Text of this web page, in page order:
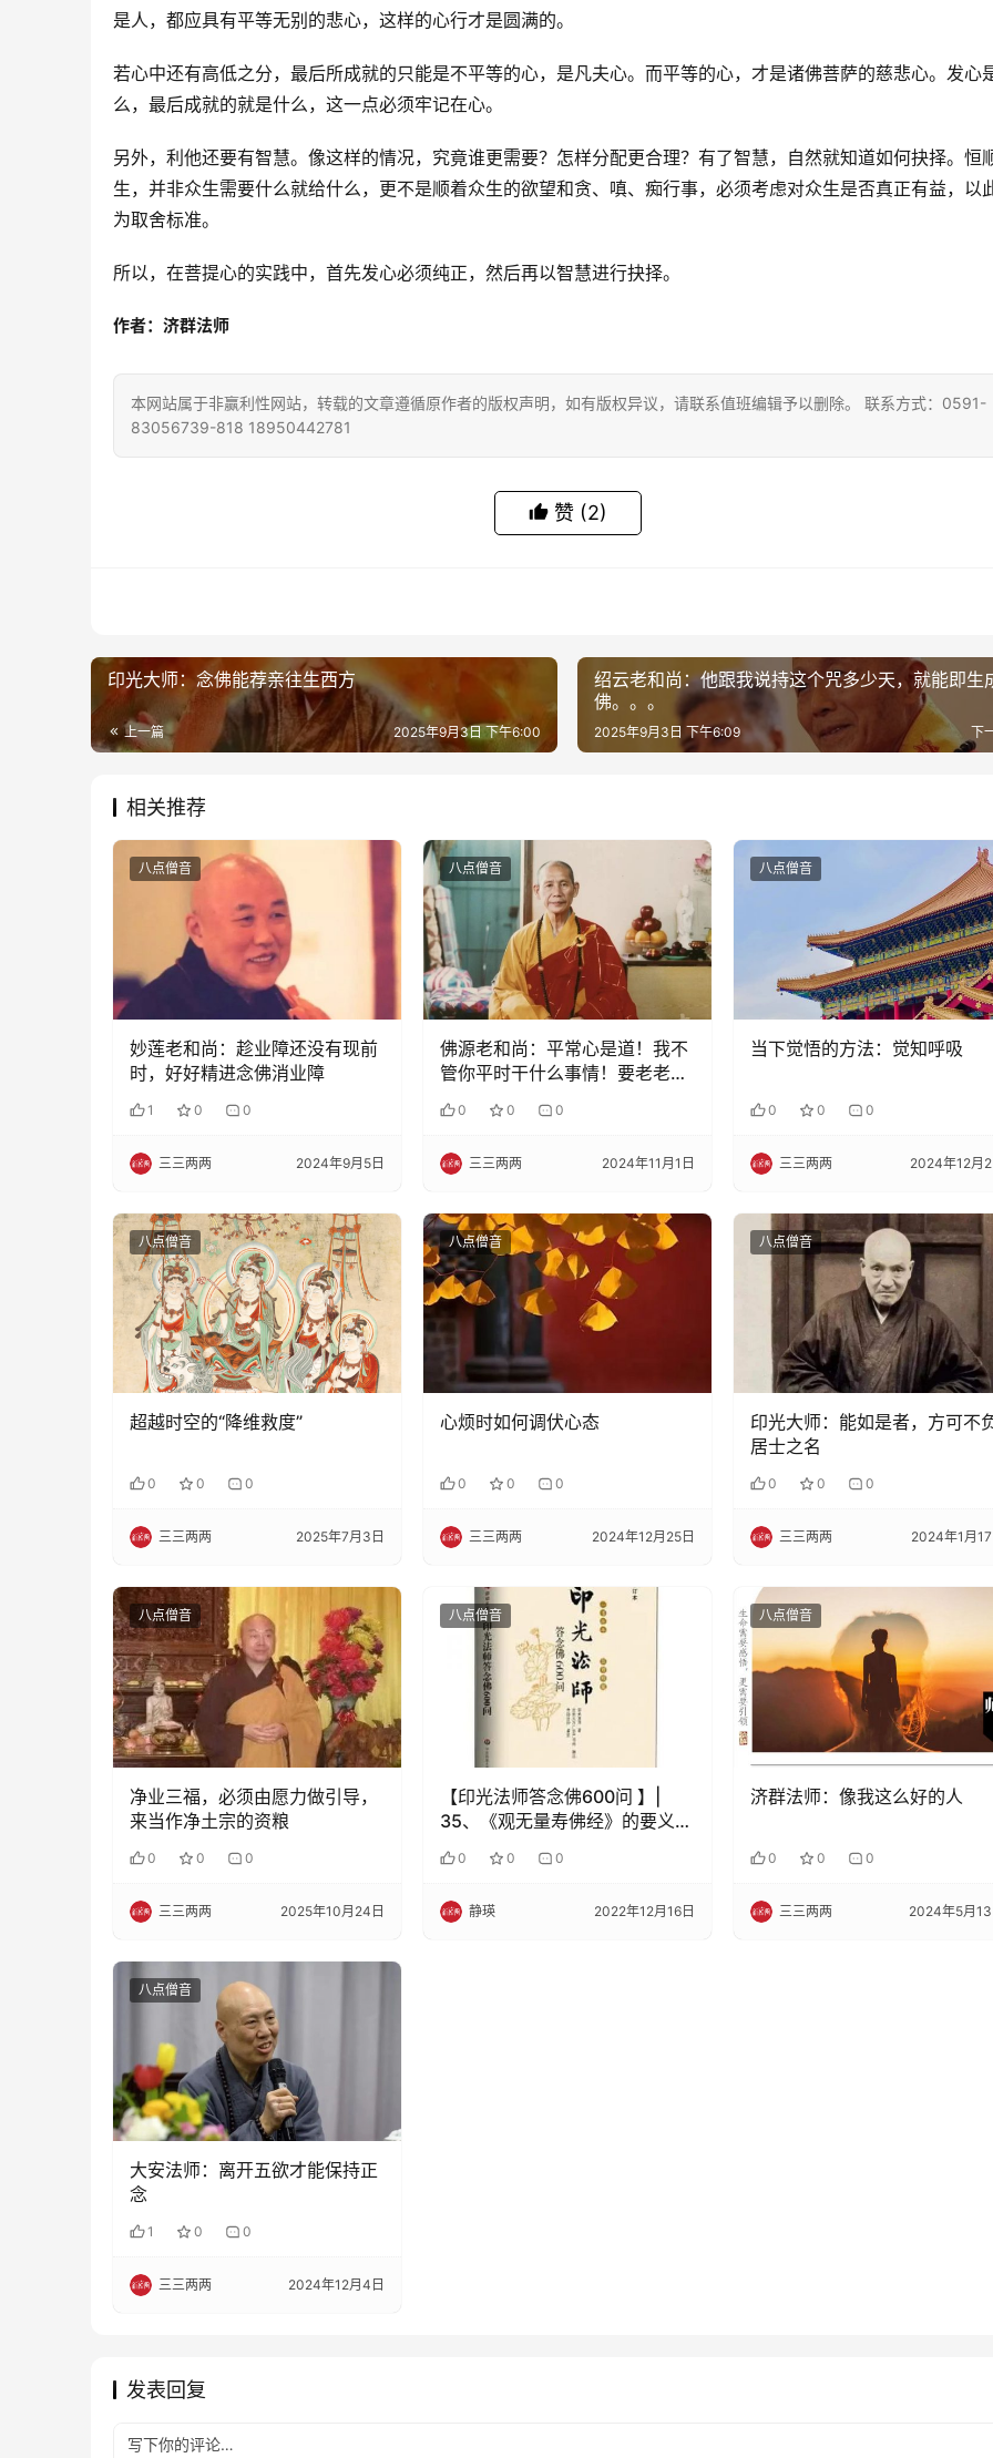
是人，都应具有平等无别的悲心，这样的心行才是圆满的。
若心中还有高低之分，最后所成就的只能是不平等的心，是凡夫心。而平等的心，才是诸佛菩萨的慈悲心。发心
么，最后成就的就是什么，这一点必须牢记在心。
另外，利他还要有智慧。像这样的情况，究竟谁更需要？怎样分配更合理？有了智慧，自然就知道如何抉择。恒
生，并非众生需要什么就给什么，更不是顺着众生的欲望和贪、嗔、痴行事，必须考虑对众生是否真正有益，以
为取舍标准。
所以，在菩提心的实践中，首先发心必须纯正，然后再以智慧进行抉择。
作者：济群法师
本网站属于非赢利性网站，转载的文章遵循原作者的版权声明，如有版权异议，请联系值班编辑予以删除。 联系方式：0591-
83056739-818 18950442781
赞 (2)
印光大师：念佛能荐亲往生西方
上一篇 2025年9月3日 下午6:00
绍云老和尚：他跟我说持这个咒多少天，就能即生
佛。。。
下
2025年9月3日 下午6:09
相关推荐
八点僧音
妙莲老和尚：趁业障还没有现前
时，好好精进念佛消业障
1 0 0
三三两两 2024年9月5日
八点僧音
佛源老和尚：平常心是道！我不
管你平时干什么事情！要老老实
实啊！
0 0 0
三三两两 2024年11月1日
八点僧音
当下觉悟的方法：觉知呼吸
0 0 0
三三两两 2024年12月
八点僧音
超越时空的“降维救度”
0 0 0
三三两两 2025年7月3日
八点僧音
心烦时如何调伏心态
0 0 0
三三两两 2024年12月25日
八点僧音
印光大师：能如是者，方可不
居士之名
0 0 0
三三两两 2024年1月
八点僧音
净业三福，必须由愿力做引导，
来当作净土宗的资粮
0 0 0
三三两两 2025年10月24日
八点僧音
【印光法师答念佛600问 】|
35、《观无量寿佛经》的要义是
0 0 0
静瑛 2022年12月16日
八点僧音
济群法师：像我这么好的人
0 0 0
三三两两 2024年5月
八点僧音
大安法师：离开五欲才能保持正
念
1 0 0
三三两两 2024年12月4日
发表回复